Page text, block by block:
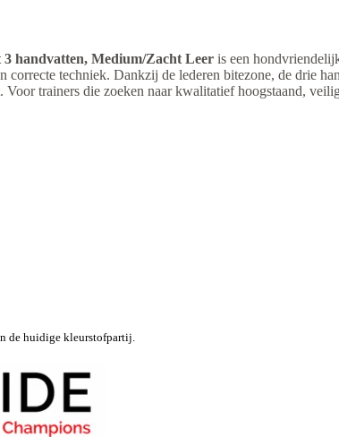
handvatten, Medium/Zacht Leer is een
correcte techniek. Dankzij de lederen bitezone, de drie
Voor trainers die zoeken naar kwalitatief hoogstaand,
de huidige kleurstofpartij.